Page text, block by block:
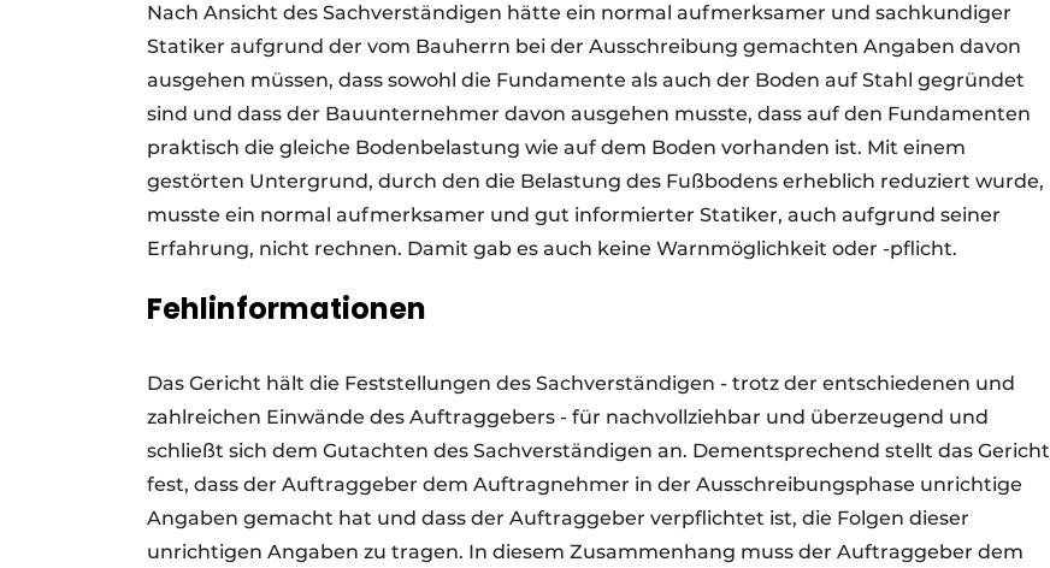
Nach Ansicht des Sachverständigen hätte ein normal aufmerksamer und sachkundiger
Statiker aufgrund der vom Bauherrn bei der Ausschreibung gemachten Angaben davon
ausgehen müssen, dass sowohl die Fundamente als auch der Boden auf Stahl gegründet
sind und dass der Bauunternehmer davon ausgehen musste, dass auf den Fundamenten
praktisch die gleiche Bodenbelastung wie auf dem Boden vorhanden ist. Mit einem
gestörten Untergrund, durch den die Belastung des Fußbodens erheblich reduziert wurde,
musste ein normal aufmerksamer und gut informierter Statiker, auch aufgrund seiner
Erfahrung, nicht rechnen. Damit gab es auch keine Warnmöglichkeit oder -pflicht.
Fehlinformationen
Das Gericht hält die Feststellungen des Sachverständigen - trotz der entschiedenen und
zahlreichen Einwände des Auftraggebers - für nachvollziehbar und überzeugend und
schließt sich dem Gutachten des Sachverständigen an. Dementsprechend stellt das Gericht
fest, dass der Auftraggeber dem Auftragnehmer in der Ausschreibungsphase unrichtige
Angaben gemacht hat und dass der Auftraggeber verpflichtet ist, die Folgen dieser
unrichtigen Angaben zu tragen. In diesem Zusammenhang muss der Auftraggeber dem